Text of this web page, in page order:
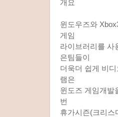
개요
윈도우즈와
게임
라이브러리를 사
은팀들이
더욱더 쉽게 비
램은
윈도즈 게임개발
번
휴가시즌(크리